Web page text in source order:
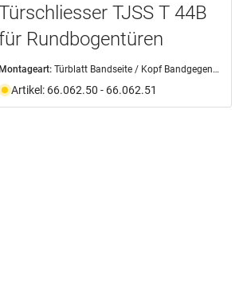
TJSS T 44B
Rundbogentüren
Türblatt Bandseite / Kopf Bandgegenseite
Artikel: 66.062.50 - 66.062.51